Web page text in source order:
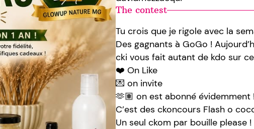
The contest
Tu crois que je rigole avec la
Des gagnants à GoGo !
cki vous fait autant de kdo sur
❤️ On Like
💌 on invite
🫶🏽 on est abonné évidemment
C’est des ckoncours Flash o
Un seul ckom par bouille please !